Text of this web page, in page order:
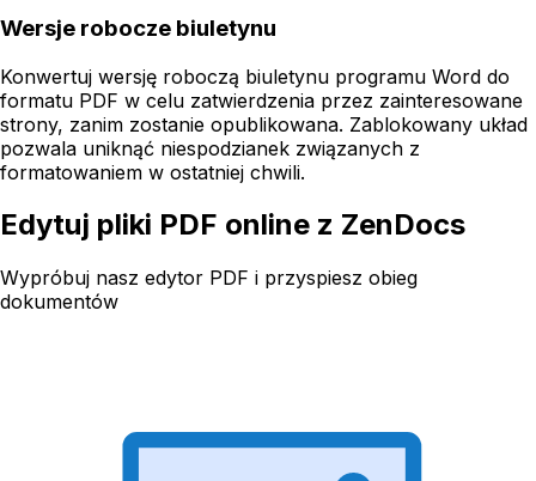
Wersje robocze biuletynu
Konwertuj wersję roboczą biuletynu programu Word do
formatu PDF w celu zatwierdzenia przez zainteresowane
strony, zanim zostanie opublikowana. Zablokowany układ
pozwala uniknąć niespodzianek związanych z
formatowaniem w ostatniej chwili.
Edytuj pliki PDF online z ZenDocs
Wypróbuj nasz edytor PDF i przyspiesz obieg
dokumentów